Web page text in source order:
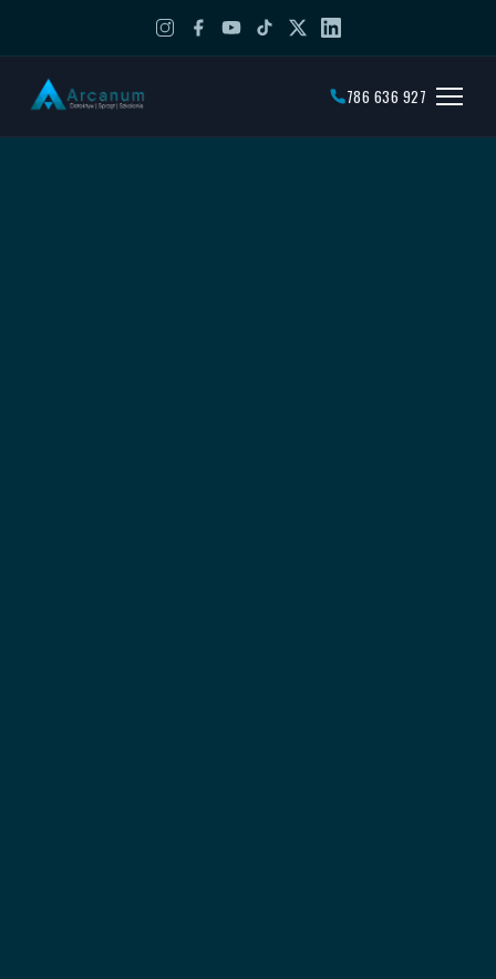
786 636 927